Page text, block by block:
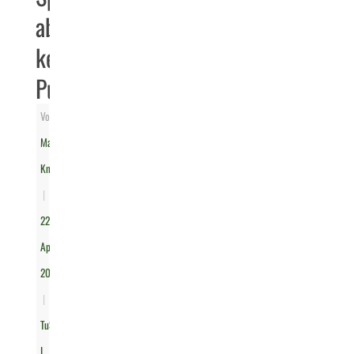
aber
keine
Punkte
Von
Marian
Knoche
|
22.
April
2022
|
TuS
I